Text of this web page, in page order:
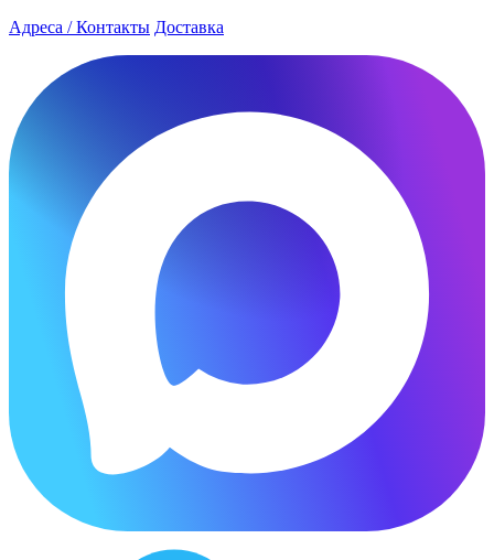
Адреса / Контакты Доставка